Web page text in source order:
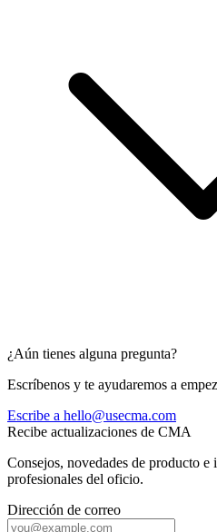
¿Aún tienes alguna pregunta?
Escríbenos y te ayudaremos a
Escribe a hello@usecma.com
Recibe actualizaciones de CMA
Consejos, novedades de producto e
profesionales del oficio.
Dirección de correo